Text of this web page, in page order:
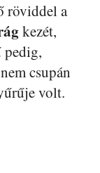
röviddel a
kezét,
pedig,
csupán
volt.